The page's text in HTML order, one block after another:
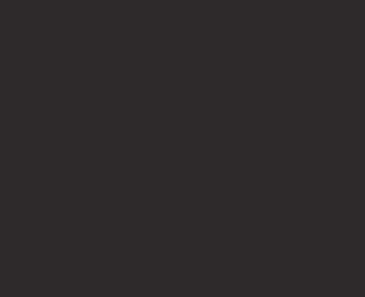
и очистки бурового раствора